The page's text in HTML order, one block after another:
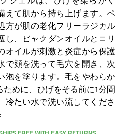
えて肌から持ち上げます。ペ
方が肌の老化フリーラジカル
し、ビャクダンオイルとコリ
オイルが刺激と炎症から保護
で顔を洗って毛穴を開き、次
泡を塗ります。毛をやわらか
ために、ひげをそる前に1分間
冷たい水で洗い流してくださ